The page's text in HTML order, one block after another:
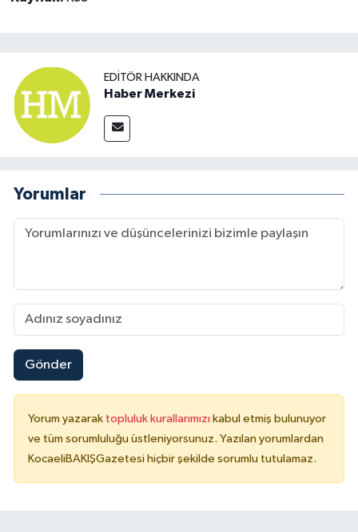
EDITÖR HAKKINDA
Haber Merkezi
Yorumlar
Gönder
Yorum yazarak topluluk kurallarımızı kabul etmiş bulunuyor
ve tüm sorumluluğu üstleniyorsunuz. Yazılan yorumlardan
KocaeliBAKIŞGazetesi hiçbir şekilde sorumlu tutulamaz.